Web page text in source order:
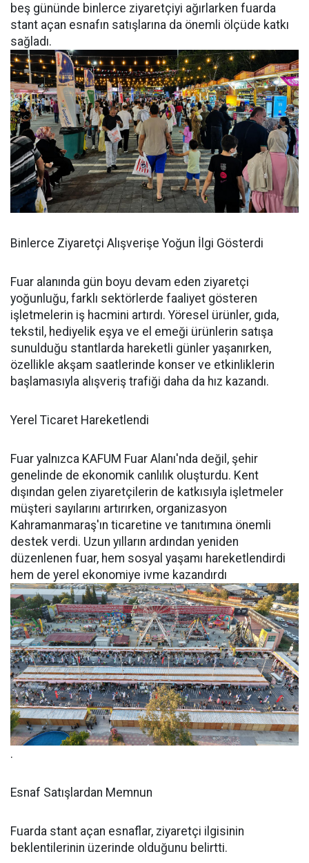
beş gününde binlerce ziyaretçiyi ağırlarken fuarda
stant açan esnafın satışlarına da önemli ölçüde katkı
sağladı.
Binlerce Ziyaretçi Alışverişe Yoğun İlgi Gösterdi
Fuar alanında gün boyu devam eden ziyaretçi
yoğunluğu, farklı sektörlerde faaliyet gösteren
işletmelerin iş hacmini artırdı. Yöresel ürünler, gıda,
tekstil, hediyelik eşya ve el emeği ürünlerin satışa
sunulduğu stantlarda hareketli günler yaşanırken,
özellikle akşam saatlerinde konser ve etkinliklerin
başlamasıyla alışveriş trafiği daha da hız kazandı.
Yerel Ticaret Hareketlendi
Fuar yalnızca KAFUM Fuar Alanı'nda değil, şehir
genelinde de ekonomik canlılık oluşturdu. Kent
dışından gelen ziyaretçilerin de katkısıyla işletmeler
müşteri sayılarını artırırken, organizasyon
Kahramanmaraş'ın ticaretine ve tanıtımına önemli
destek verdi. Uzun yılların ardından yeniden
düzenlenen fuar, hem sosyal yaşamı hareketlendirdi
hem de yerel ekonomiye ivme kazandırdı
.
Esnaf Satışlardan Memnun
Fuarda stant açan esnaflar, ziyaretçi ilgisinin
beklentilerinin üzerinde olduğunu belirtti.